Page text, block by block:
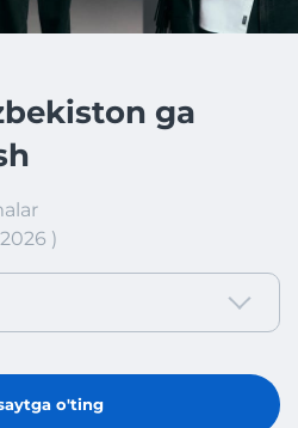
ga
)
o'ting